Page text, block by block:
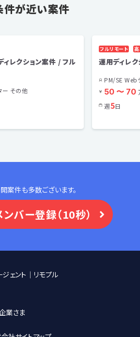
件が近い案件
レクション案件 / フル
ー その他
フルリモート
運用ディレ
PM/SE Web
50 〜 70
週5日
案件も多数ございます。
ンバー登録（10秒）
ェント｜リモプル
業さま